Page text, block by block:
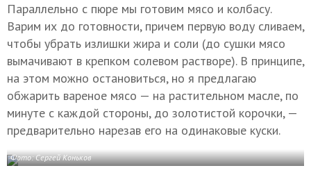
Параллельно с пюре мы готовим мясо и колбасу.
Варим их до готовности, причем первую воду сливаем,
чтобы убрать излишки жира и соли (до сушки мясо
вымачивают в крепком солевом растворе). В принципе,
на этом можно остановиться, но я предлагаю
обжарить вареное мясо — на растительном масле, по
минуте с каждой стороны, до золотистой корочки, —
предварительно нарезав его на одинаковые куски.
Фото: Сергей Коньков